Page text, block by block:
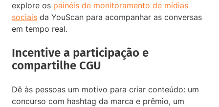
explore os painéis de monitoramento de mídias
sociais da YouScan para acompanhar as conversas
em tempo real.
Incentive a participação e
compartilhe CGU
Dê às pessoas um motivo para criar conteúdo: um
concurso com hashtag da marca e prêmio, um